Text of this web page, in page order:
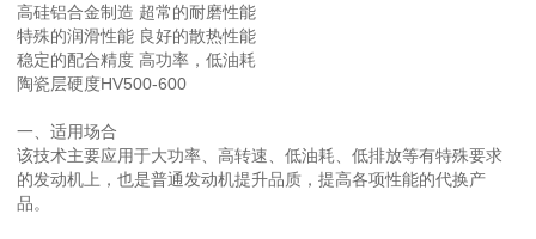
高硅铝合金制造 超常的耐磨性能
特殊的润滑性能 良好的散热性能
稳定的配合精度 高功率，低油耗
陶瓷层硬度HV500-600
一、适用场合
该技术主要应用于大功率、高转速、低油耗、低排放等有特殊要求
的发动机上，也是普通发动机提升品质，提高各项性能的代换产
品。